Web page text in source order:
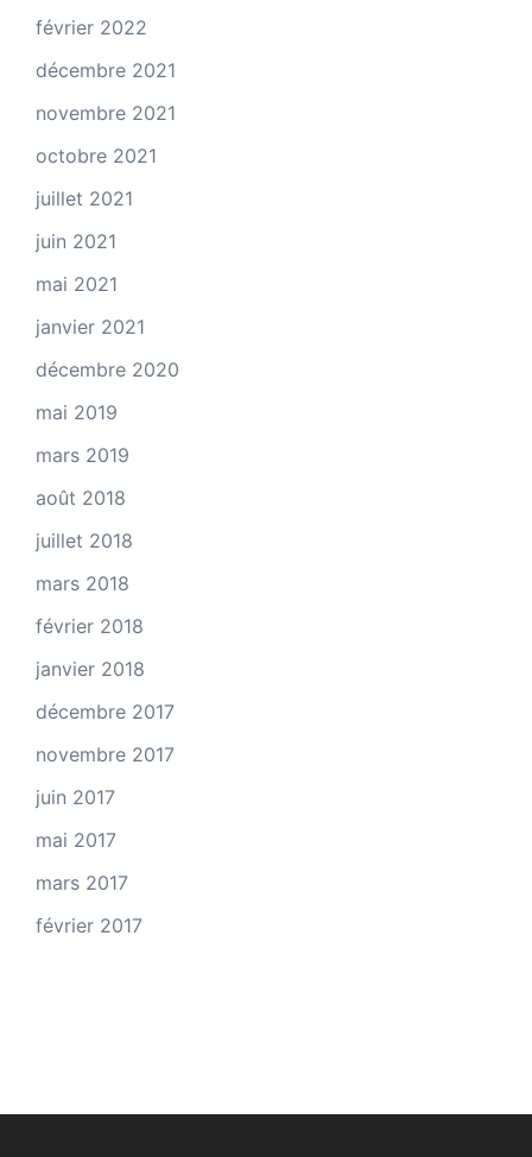
février 2022
décembre 2021
novembre 2021
octobre 2021
juillet 2021
juin 2021
mai 2021
janvier 2021
décembre 2020
mai 2019
mars 2019
août 2018
juillet 2018
mars 2018
février 2018
janvier 2018
décembre 2017
novembre 2017
juin 2017
mai 2017
mars 2017
février 2017